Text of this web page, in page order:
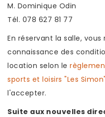
M. Dominique Odin
Tél. 078 627 81 77
En réservant la salle,
connaissance des
location selon le
sports et loisirs "Les Simon"
l'accepter.
Suite aux nouvelles